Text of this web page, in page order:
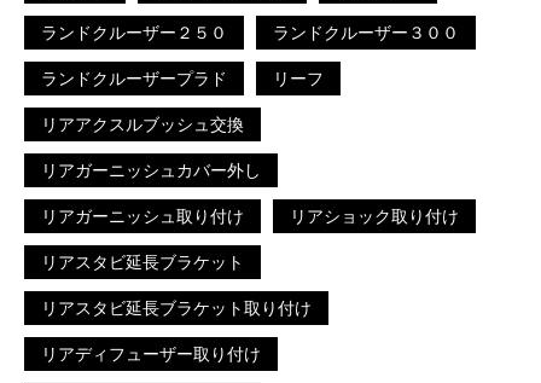
ランドクルーザー２５０ ランドクルーザー３００
ランドクルーザープラド リーフ
リアアクスルブッシュ交換
リアガーニッシュカバー外し
リアガーニッシュ取り付け リアショック取り付け
リアスタビ延長ブラケット
リアスタビ延長ブラケット取り付け
リアディフューザー取り付け